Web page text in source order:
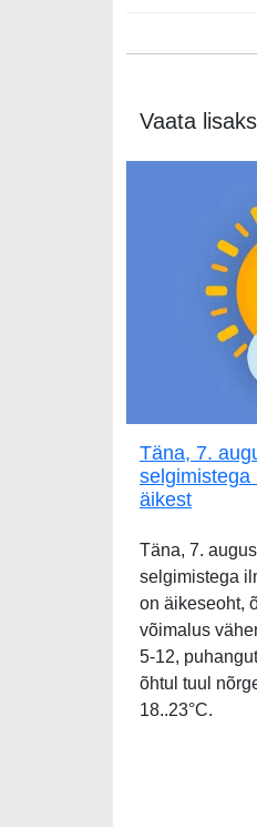
Vaata lisaks
Täna, 7.
selgimistega
äikest
Täna, 7.
selgimistega
on äikeseoht,
võimalus
5-12,
õhtul tuul
18..23°C.